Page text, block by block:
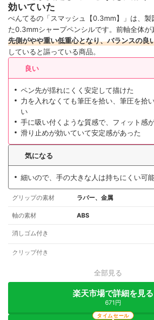
効いていた
ぺんてるの「スマッシュ【0.3mm】」は、製
た0.3mmシャープペンシルです。前軸全体が
先側がやや重い低重心となり、バランスの良
していると謳っている商品。
良い
ペン先が揺れにくく安定して描けた
力を入れなくても筆圧を拾い、筆圧を拾
い
手に吸い付くような質感で、フィット感
滑り止めが効いていて安定感があった
気になる
細いので、手の大きな人は持ちにくい可
グリップの素材 ラバー、金属
軸の素材 ABS
消しゴム付き
クリップ付き
全部見る
楽天市場で詳細を見る
671円
タイムセール